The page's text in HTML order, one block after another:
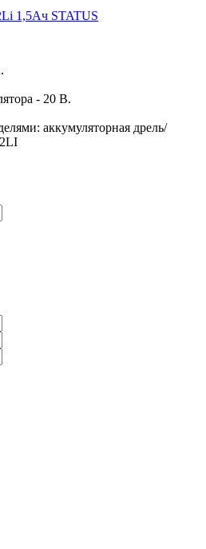
1,5Ач STATUS
- 20 В.
аккумуляторная дрель/